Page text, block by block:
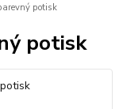
potisk
potisk